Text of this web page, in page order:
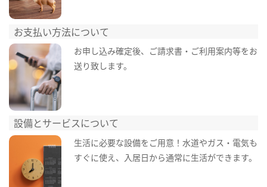
お支払い方法について
お申し込み確定後、ご請求書・ご利用案内等をお
送り致します。
設備とサービスについて
生活に必要な設備をご用意！水道やガス・電気も
すぐに使え、入居日から通常に生活ができます。